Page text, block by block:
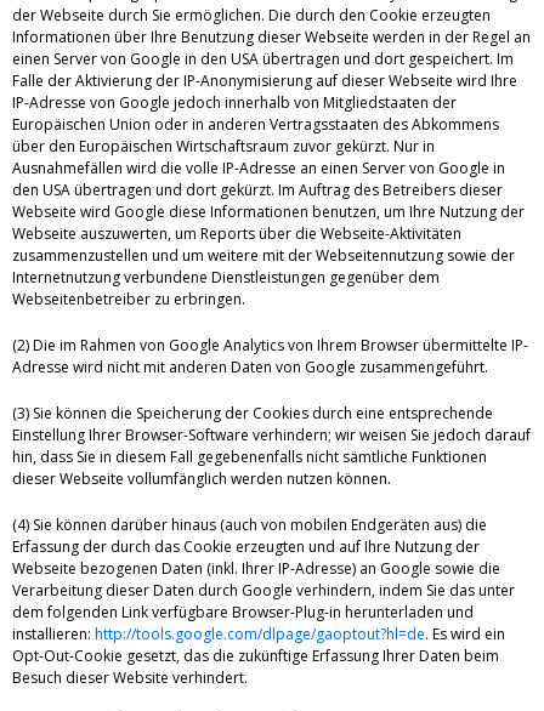
der Webseite durch Sie ermöglichen. Die durch den Cookie erzeugten
Informationen über Ihre Benutzung dieser Webseite werden in der Regel an
einen Server von Google in den USA übertragen und dort gespeichert. Im
Falle der Aktivierung der IP-Anonymisierung auf dieser Webseite wird Ihre
IP-Adresse von Google jedoch innerhalb von Mitgliedstaaten der
Europäischen Union oder in anderen Vertragsstaaten des Abkommens
über den Europäischen Wirtschaftsraum zuvor gekürzt. Nur in
Ausnahmefällen wird die volle IP-Adresse an einen Server von Google in
den USA übertragen und dort gekürzt. Im Auftrag des Betreibers dieser
Webseite wird Google diese Informationen benutzen, um Ihre Nutzung der
Webseite auszuwerten, um Reports über die Webseite-Aktivitäten
zusammenzustellen und um weitere mit der Webseitennutzung sowie der
Internetnutzung verbundene Dienstleistungen gegenüber dem
Webseitenbetreiber zu erbringen.
(2) Die im Rahmen von Google Analytics von Ihrem Browser übermittelte IP-
Adresse wird nicht mit anderen Daten von Google zusammengeführt.
(3) Sie können die Speicherung der Cookies durch eine entsprechende
Einstellung Ihrer Browser-Software verhindern; wir weisen Sie jedoch darauf
hin, dass Sie in diesem Fall gegebenenfalls nicht sämtliche Funktionen
dieser Webseite vollumfänglich werden nutzen können.
(4) Sie können darüber hinaus (auch von mobilen Endgeräten aus) die
Erfassung der durch das Cookie erzeugten und auf Ihre Nutzung der
Webseite bezogenen Daten (inkl. Ihrer IP-Adresse) an Google sowie die
Verarbeitung dieser Daten durch Google verhindern, indem Sie das unter
dem folgenden Link verfügbare Browser-Plug-in herunterladen und
installieren: http://tools.google.com/dlpage/gaoptout?hl=de. Es wird ein
Opt-Out-Cookie gesetzt, das die zukünftige Erfassung Ihrer Daten beim
Besuch dieser Website verhindert.